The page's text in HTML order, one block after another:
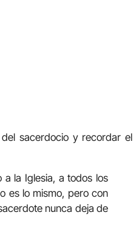
sacerdocio y recordar el
a la Iglesia, a todos los
es lo mismo, pero con
nunca deja de